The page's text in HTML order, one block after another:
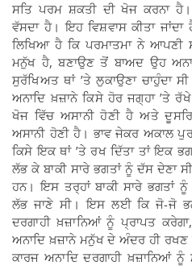
ਸਤਿ ਪਰਮ ਸ਼ਕਤੀ ਦੀ ਖੋਜ ਕਰਨਾ
ਵੱਸਦਾ ਹੈ। ਇਹ ਵਿਸ਼ਵਾਸ ਕੀਤਾ
ਲਿਖਿਆ ਹੈ ਕਿ ਪਰਮਾਤਮਾ ਨੇ ਆਪਣੀ
ਮਨੁੱਖ ਹੈ, ਬਣਾਉਣ ਤੋਂ ਬਾਅਦ ਉਹ
ਸੁਰੱਖਿਅਤ ਥਾਂ ’ਤੇ ਲੁਕਾਉਣਾ ਚਾਹੁੰਦਾ
ਅਨਾਦਿ ਖ਼ਜ਼ਾਨੇ ਕਿਸੇ ਹੋਰ ਜਗ੍ਹਾ ’ਤੇ
ਖੋਜ ਵਿੱਚ ਅਸਾਨੀ ਹੋਣੀ ਹੈ ਅਤੇ
ਅਸਾਨੀ ਹੋਣੀ ਹੈ। ਭਾਵ ਜੇਕਰ ਅਕਾਲ
ਕਿਸੇ ਇਕ ਥਾਂ ’ਤੇ ਰਖ ਦਿੱਤਾ ਤਾਂ ਇਕ
ਲੱਭ ਕੇ ਬਾਕੀ ਸਾਰੇ ਭਗਤਾਂ ਨੂੰ ਦੱਸ ਦੇਣਾ
ਹਨ। ਇਸ ਤਰ੍ਹਾਂ ਬਾਕੀ ਸਾਰੇ ਭਗਤਾਂ
ਲੱਭ ਜਾਣੇ ਸੀ। ਇਸ ਲਈ ਕਿ ਜੋ-ਜੋ
ਦਰਗਾਹੀ ਖ਼ਜ਼ਾਨਿਆਂ ਨੂੰ ਪ੍ਰਾਪਤ
ਅਨਾਦਿ ਖ਼ਜ਼ਾਨੇ ਮਨੁੱਖ ਦੇ ਅੰਦਰ ਹੀ
ਕਾਰਜ ਅਨਾਦਿ ਦਰਗਾਹੀ ਖ਼ਜ਼ਾਨਿਆਂ